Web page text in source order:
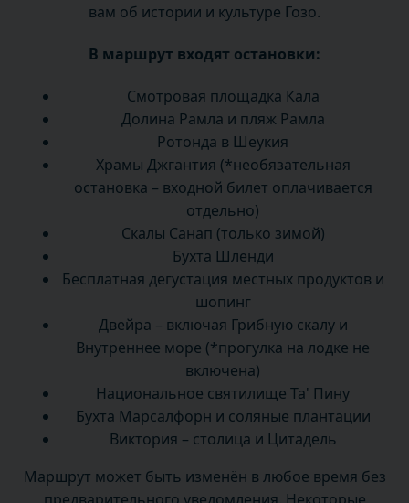
вам об истории и культуре Гозо.
В маршрут входят остановки:
Смотровая площадка Кала
Долина Рамла и пляж Рамла
Ротонда в Шеукия
Храмы Джгантия (*необязательная
остановка – входной билет оплачивается
отдельно)
Скалы Санап (только зимой)
Бухта Шленди
Бесплатная дегустация местных продуктов и
шопинг
Двейра – включая Грибную скалу и
Внутреннее море (*прогулка на лодке не
включена)
Национальное святилище Та' Пину
Бухта Марсалфорн и соляные плантации
Виктория – столица и Цитадель
Маршрут может быть изменён в любое время без